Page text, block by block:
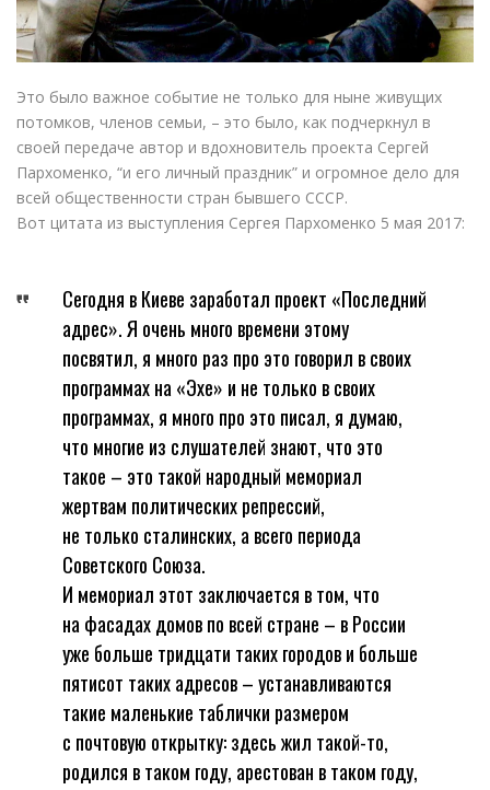
Это было важное событие не только для ныне живущих
потомков, членов семьи, – это было, как подчеркнул в
своей передаче автор и вдохновитель проекта Сергей
Пархоменко, “и его личный праздник” и огромное дело для
всей общественности стран бывшего СССР.
Вот цитата из выступления Сергея Пархоменко 5 мая 2017:
Сегодня в Киеве заработал проект «Последний
адрес». Я очень много времени этому
посвятил, я много раз про это говорил в своих
программах на «Эхе» и не только в своих
программах, я много про это писал, я думаю,
что многие из слушателей знают, что это
такое – это такой народный мемориал
жертвам политических репрессий,
не только сталинских, а всего периода
Советского Союза.
И мемориал этот заключается в том, что
на фасадах домов по всей стране – в России
уже больше тридцати таких городов и больше
пятисот таких адресов – устанавливаются
такие маленькие таблички размером
с почтовую открытку: здесь жил такой-то,
родился в таком году, арестован в таком году,